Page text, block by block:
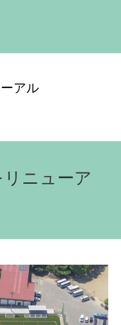
アル
リニューア